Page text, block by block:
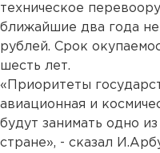
техническое
ближайшие два года
рублей. Срок
шесть лет.
«Приоритеты
авиационная и
будут занимать одно
стране», - сказал